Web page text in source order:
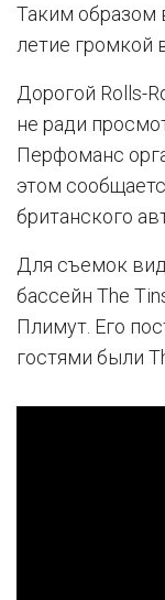
Таким образом
летие громкой
Дорогой Rolls-
не ради
Перфоманс
этом
британского
Для съемок
бассейн The
Плимут. Его
гостями были